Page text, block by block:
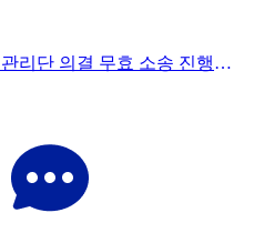
관리단 의결 무효 소송ㅣ관리단 의결 무효 소송 진행하려면